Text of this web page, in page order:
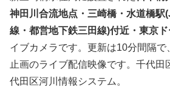
神田川合流地点・三崎橋・水道橋駅
線・都営地下鉄三田線)付近・東京
イブカメラです。更新は10分間隔
止画のライブ配信映像です。千代田
代田区河川情報システム。